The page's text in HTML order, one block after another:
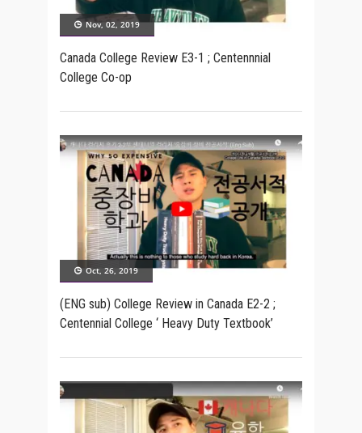
Nov, 02, 2019
Canada College Review E3-1 ; Centennnial
College Co-op
Oct, 26, 2019
(ENG sub) College Review in Canada E2-2 ;
Centennial College ‘ Heavy Duty Textbook’